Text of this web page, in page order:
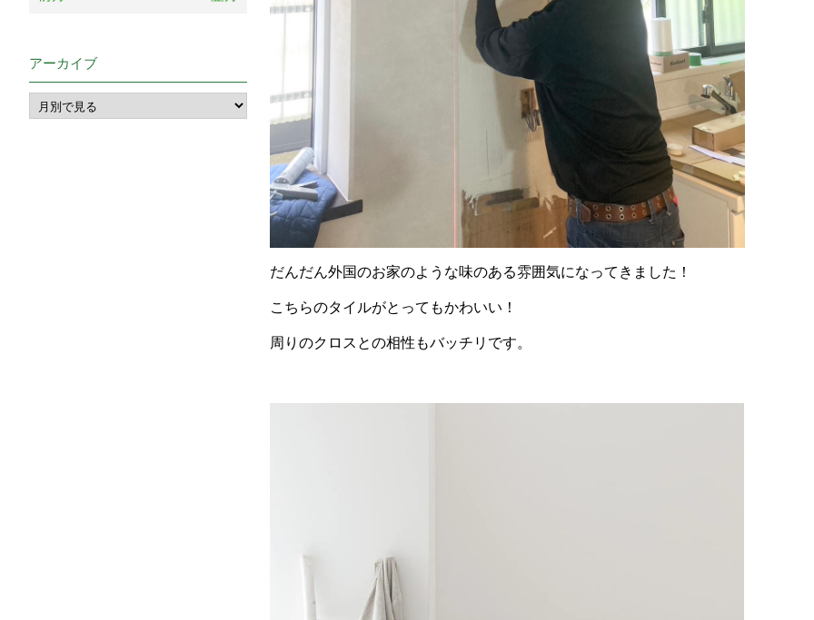
だんだん外国のお家のような味のある雰囲気になってきました！
こちらのタイルがとってもかわいい！
周りのクロスとの相性もバッチリです。
アーカイブ